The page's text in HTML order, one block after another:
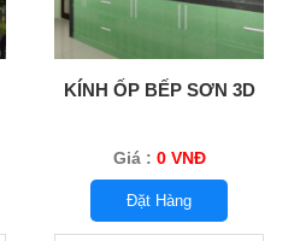
KÍNH ỐP BẾP SƠN 3D
Giá : 0 VNĐ
Đặt Hàng